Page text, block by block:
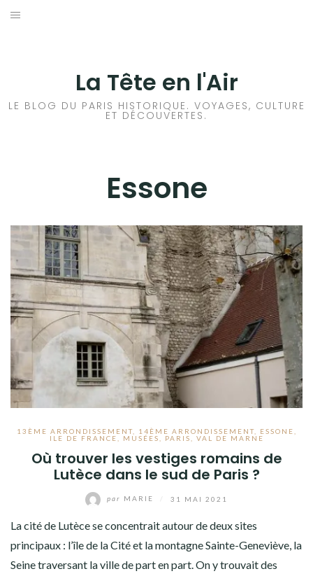
Aller
La Tête en l'Air
LE BLOG DU PARIS HISTORIQUE. VOYAGES, CULTURE
ET DÉCOUVERTES.
Essone
13ÈME ARRONDISSEMENT, 14ÈME ARRONDISSEMENT, ESSONE
ILE DE FRANCE
MUSÉES PARIS VAL DE MARNE
Où trouver les vestiges romains de
Lutèce dans le sud de Paris ?
par MARIE 31 MAI 2021
La cité de Lutèce se concentrait autour de deux sites
principaux : l’île de la Cité et la montagne Sainte-Geneviève, la
Seine traversant la ville de part en part. On y trouvait des
HISTOIRES EN ILE DE FRANCE
VAL DE MARNE
YVELINES
HISTOIRES ET VOYAGES EN FRANCE
VOYAGES À L’ÉTRANGER
CULTURES